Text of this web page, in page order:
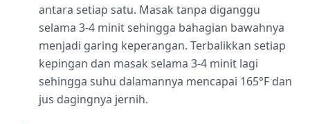
antara setiap satu. Masak tanpa diganggu
selama 3-4 minit sehingga bahagian bawahnya
menjadi garing keperangan. Terbalikkan setiap
kepingan dan masak selama 3-4 minit lagi
sehingga suhu dalamannya mencapai 165°F dan
jus dagingnya jernih.